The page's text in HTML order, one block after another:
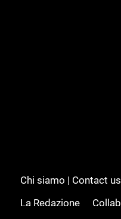
Chi siamo | Contact us
La Redazione